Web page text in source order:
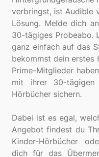
verbringst, ist Audible
Lösung. Melde dich
30-tägiges Probeabo.
ganz einfach auf das
bekommst dein erstes
Prime-Mitglieder
mit ihrer 30-tägigen
Hörbücher sichern.
Dabei ist es egal,
Angebot findest du
Kinder-Hörbücher
dich für das